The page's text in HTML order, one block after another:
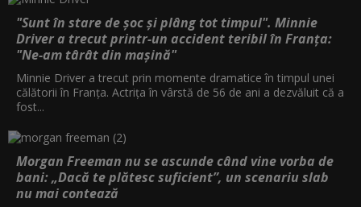
"Sunt în stare de șoc și plâng tot timpul". Minnie
Driver a trecut printr-un accident teribil în Franța:
"Ne-am târât din mașină"
Minnie Driver a trecut prin momente dramatice în timpul unei
călătorii în Franța. Actrița în vârstă de 56 de ani a dezvăluit că a
fost...
Morgan Freeman nu se ascunde când vine vorba de
bani: „Dacă te plătesc suficient”, un scenariu slab
nu mai contează